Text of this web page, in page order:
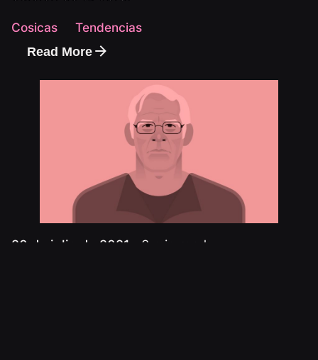
Cosicas
Tendencias
Read More
20 de julio de 2021 3 min read